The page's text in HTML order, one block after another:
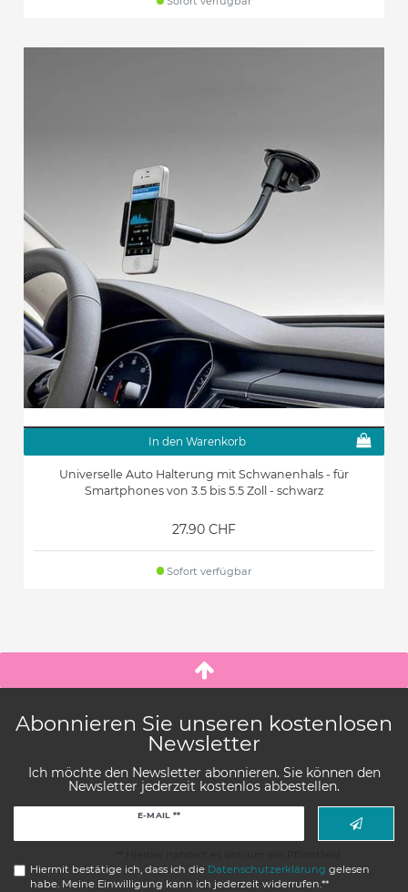
In den Warenkorb
Universelle Auto Halterung mit Schwanenhals - für
Smartphones von 3.5 bis 5.5 Zoll - schwarz
27.90 CHF
Sofort verfügbar
Abonnieren Sie unseren kostenlosen
Newsletter
Ich möchte den Newsletter abonnieren. Sie können den
Newsletter jederzeit kostenlos abbestellen.
E-MAIL **
Hiermit bestätige ich, dass ich die Daten­schutz­erklärung gelesen
habe. Meine Einwilligung kann ich jederzeit widerrufen.**